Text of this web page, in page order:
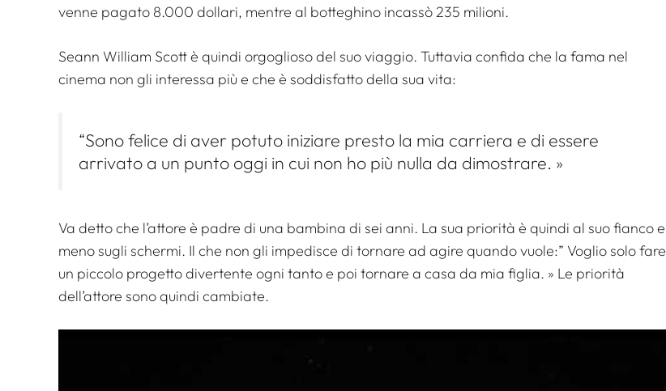
venne pagato 8.000 dollari, mentre al botteghino incassò 235 milioni.
Seann William Scott è quindi orgoglioso del suo viaggio. Tuttavia confida che la fama nel
cinema non gli interessa più e che è soddisfatto della sua vita:
“Sono felice di aver potuto iniziare presto la mia carriera e di essere
arrivato a un punto oggi in cui non ho più nulla da dimostrare. »
Va detto che l’attore è padre di una bambina di sei anni. La sua priorità è quindi al suo fianco e
meno sugli schermi. Il che non gli impedisce di tornare ad agire quando vuole:” Voglio solo fare
un piccolo progetto divertente ogni tanto e poi tornare a casa da mia figlia. » Le priorità
dell’attore sono quindi cambiate.